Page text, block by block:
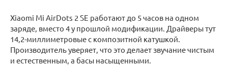
Xiaomi Mi AirDots 2 SE работают до 5 часов на одном
заряде, вместо 4 у прошлой модификации. Драйверы тут
14,2-миллиметровые с композитной катушкой.
Производитель уверяет, что это делает звучание чистым
и естественным, а басы насыщенными.